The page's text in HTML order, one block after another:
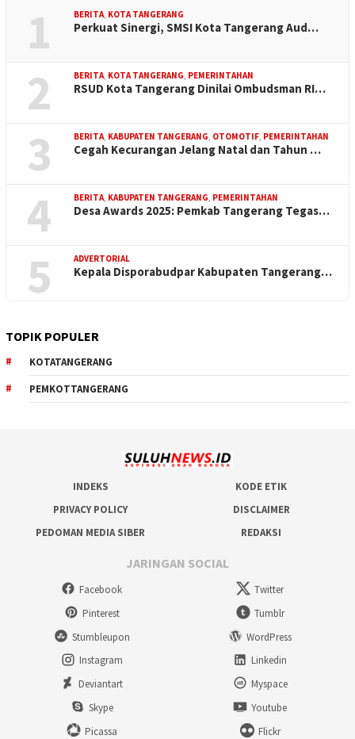
1 BERITA, KOTA TANGERANG
Perkuat Sinergi, SMSI Kota Tangerang Aud…
2 BERITA, KOTA TANGERANG, PEMERINTAHAN
RSUD Kota Tangerang Dinilai Ombudsman RI…
3 BERITA, KABUPATEN TANGERANG, OTOMOTIF, PEMERINTAHAN
Cegah Kecurangan Jelang Natal dan Tahun …
4 BERITA, KABUPATEN TANGERANG, PEMERINTAHAN
Desa Awards 2025: Pemkab Tangerang Tegas…
5 ADVERTORIAL
Kepala Disporabudpar Kabupaten Tangerang…
TOPIK POPULER
KOTATANGERANG
PEMKOTTANGERANG
INDEKS
KODE ETIK
PRIVACY POLICY
DISCLAIMER
PEDOMAN MEDIA SIBER
REDAKSI
JARINGAN SOCIAL
Facebook
Twitter
Pinterest
Tumblr
Stumbleupon
WordPress
Instagram
Linkedin
Deviantart
Myspace
Skype
Youtube
Picassa
Flickr